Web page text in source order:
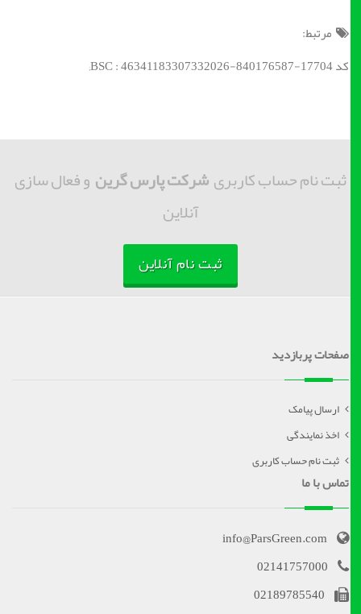
مرتبط:
کد BSC : 46341183307332026-840176587-17704;
ثبت نام حساب کاربریشرکت پارس گرینو فعال سازی
آنلاین
ثبت نام آنلاین
صفحات پربازدید
ارسال پیامک
اخذ نمایندگی
ثبت نام حساب کاربری
تماس با ما
info@ParsGreen.com
02141757000
02189785540